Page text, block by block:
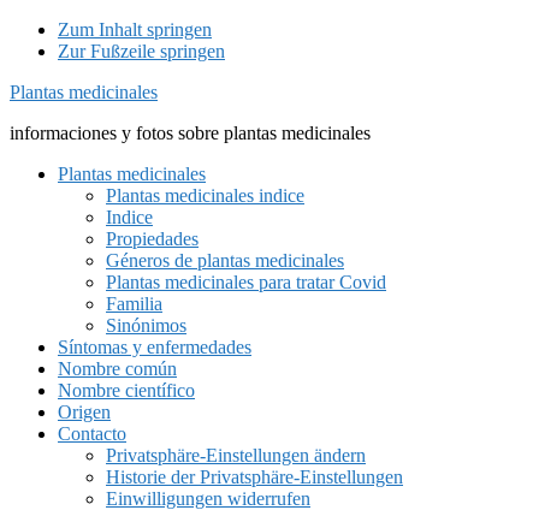
Zum Inhalt springen
Zur Fußzeile springen
Plantas medicinales
informaciones y fotos sobre plantas medicinales
Plantas medicinales
Plantas medicinales indice
Indice
Propiedades
Géneros de plantas medicinales
Plantas medicinales para tratar Covid
Familia
Sinónimos
Síntomas y enfermedades
Nombre común
Nombre científico
Origen
Contacto
Privatsphäre-Einstellungen ändern
Historie der Privatsphäre-Einstellungen
Einwilligungen widerrufen